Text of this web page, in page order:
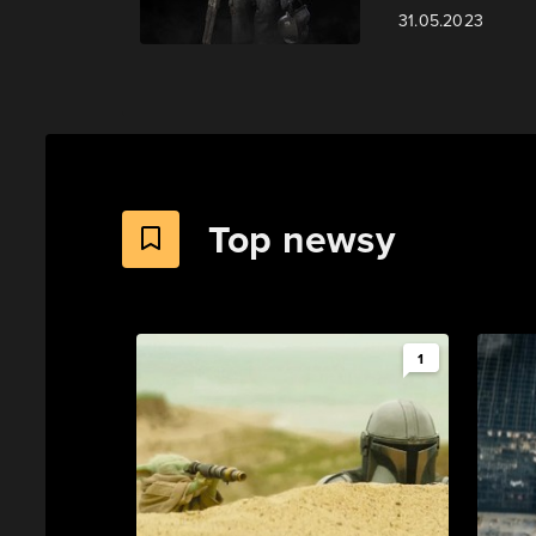
31.05.2023
Top newsy
1